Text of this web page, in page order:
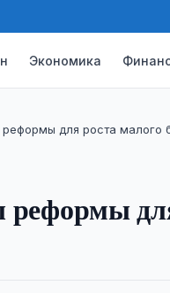
Экономика
для роста малого
реформы